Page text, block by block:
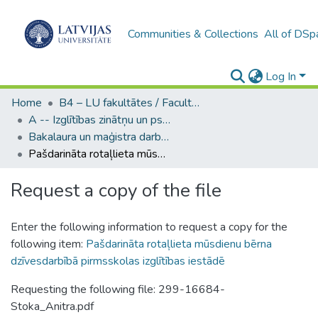
Communities & Collections All of
Log In
Home
B4 – LU fakultātes / Faculties of the UL
A -- Izglītības zinātņu un psiholoģijas fakultāte / Faculty of Education Sciences and Psychology
Bakalaura un maģistra darbi (PPMF) / Bachelor's and Master's theses
Pašdarināta rotaļlieta mūsdienu bērna dzīvesdarbībā pirmsskolas izglītības iestādē
Request a copy of the file
Enter the following information to request a copy for the
following item: Pašdarināta rotaļlieta mūsdienu bērna
dzīvesdarbībā pirmsskolas izglītības iestādē
Requesting the following file: 299-16684-
Stoka_Anitra.pdf